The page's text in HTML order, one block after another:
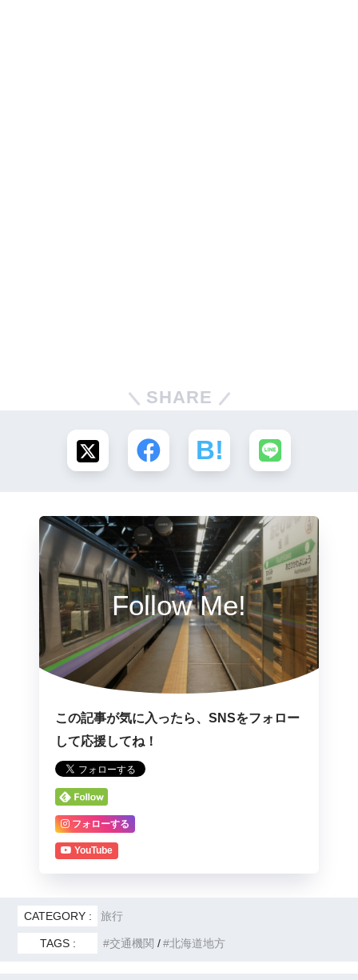
SHARE
Follow Me!
この記事が気に入ったら、SNSをフォロー
して応援してね！
フォローする
YouTube
CATEGORY : 旅行
TAGS : 交通機関 北海道地方